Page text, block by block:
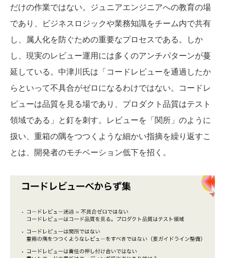
だけの作業ではない。ジュニアエンジニアへの教育の場
であり、ビジネスロジックや業務知識をチーム内で共有
し、属人化を防ぐための重要なプロセスである。しか
し、現実のレビュー運用には多くのアンチパターンが蔓
延している。中津川氏は「コードレビューを通過したか
らといって不具合がゼロになるわけではない。コードレ
ビューは品質を見る場であり、プロダクト品質はテスト
領域である」と釘を刺す。レビューを「関所」のように
扱い、重箱の隅をつつくような細かい指摘を繰り返すこ
とは、開発者のモチベーション低下を招く。